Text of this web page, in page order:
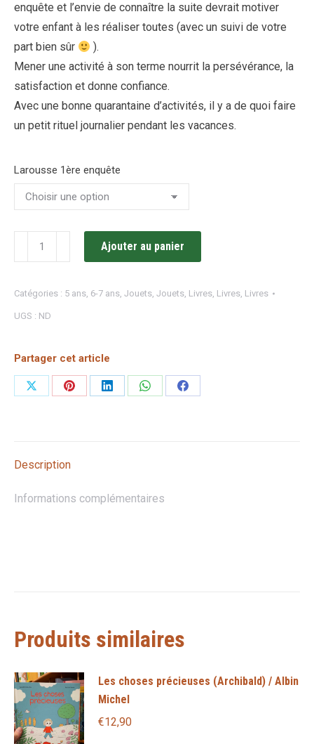
enquête et l’envie de connaître la suite devrait motiver
votre enfant à les réaliser toutes (avec un suivi de votre
part bien sûr
).
Mener une activité à son terme nourrit la persévérance, la
satisfaction et donne confiance.
Avec une bonne quarantaine d’activités, il y a de quoi faire
un petit rituel journalier pendant les vacances.
Larousse 1ère enquête
quantité
de
toute
première
(Les
p'tits
Sherlock)
Ajouter au panier
Catégories : 5 ans, 6-7 ans, Jouets, Jouets, Livres, Livres, Livres
UGS : ND
Partager cet article
PartagerPartagerPartagerPartagerPartager
Description
Informations complémentaires
Produits similaires
Les choses précieuses (Archibald) / Albin
Michel
€12,90